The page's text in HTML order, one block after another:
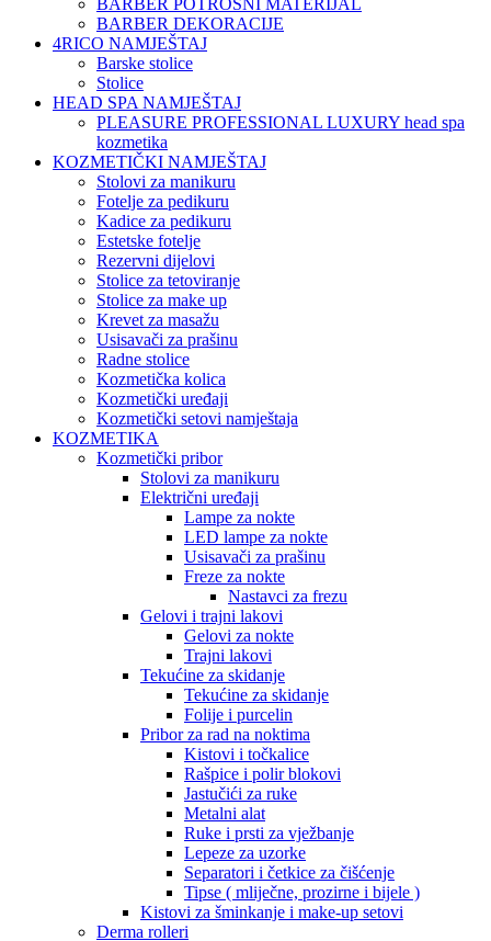
BARBER POTROŠNI MATERIJAL
BARBER DEKORACIJE
4RICO NAMJEŠTAJ
Barske stolice
Stolice
HEAD SPA NAMJEŠTAJ
PLEASURE PROFESSIONAL LUXURY head spa
kozmetika
KOZMETIČKI NAMJEŠTAJ
Stolovi za manikuru
Fotelje za pedikuru
Kadice za pedikuru
Estetske fotelje
Rezervni dijelovi
Stolice za tetoviranje
Stolice za make up
Krevet za masažu
Usisavači za prašinu
Radne stolice
Kozmetička kolica
Kozmetički uređaji
Kozmetički setovi namještaja
KOZMETIKA
Kozmetički pribor
Stolovi za manikuru
Električni uređaji
Lampe za nokte
LED lampe za nokte
Usisavači za prašinu
Freze za nokte
Nastavci za frezu
Gelovi i trajni lakovi
Gelovi za nokte
Trajni lakovi
Tekućine za skidanje
Tekućine za skidanje
Folije i purcelin
Pribor za rad na noktima
Kistovi i točkalice
Rašpice i polir blokovi
Jastučići za ruke
Metalni alat
Ruke i prsti za vježbanje
Lepeze za uzorke
Separatori i četkice za čišćenje
Tipse ( mliječne, prozirne i bijele )
Kistovi za šminkanje i make-up setovi
Derma rolleri